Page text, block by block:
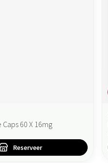
60 X 16mg
Reserveer